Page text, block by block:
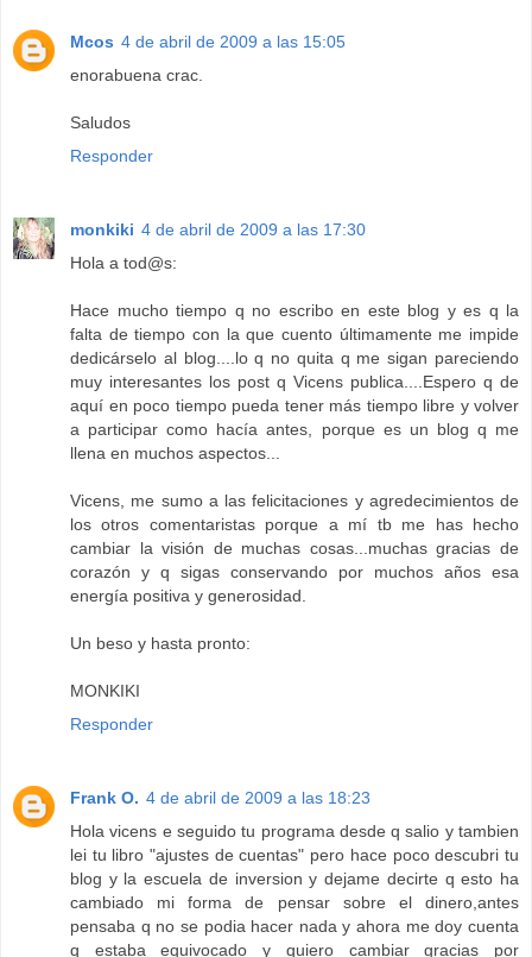
Mcos 4 de abril de 2009 a las 15:05
enorabuena crac.
Saludos
Responder
monkiki 4 de abril de 2009 a las 17:30
Hola a tod@s:
Hace mucho tiempo q no escribo en este blog y es q la
falta de tiempo con la que cuento últimamente me impide
dedicárselo al blog....lo q no quita q me sigan pareciendo
muy interesantes los post q Vicens publica....Espero q de
aquí en poco tiempo pueda tener más tiempo libre y volver
a participar como hacía antes, porque es un blog q me
llena en muchos aspectos...
Vicens, me sumo a las felicitaciones y agredecimientos de
los otros comentaristas porque a mí tb me has hecho
cambiar la visión de muchas cosas...muchas gracias de
corazón y q sigas conservando por muchos años esa
energía positiva y generosidad.
Un beso y hasta pronto:
MONKIKI
Responder
Frank O. 4 de abril de 2009 a las 18:23
Hola vicens e seguido tu programa desde q salio y tambien
lei tu libro "ajustes de cuentas" pero hace poco descubri tu
blog y la escuela de inversion y dejame decirte q esto ha
cambiado mi forma de pensar sobre el dinero,antes
pensaba q no se podia hacer nada y ahora me doy cuenta
q estaba equivocado y quiero cambiar gracias por